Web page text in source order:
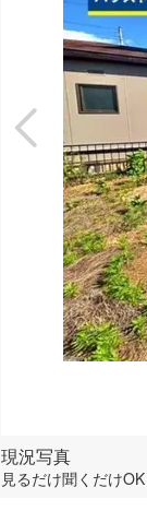
現況写真
見るだけ聞くだけ